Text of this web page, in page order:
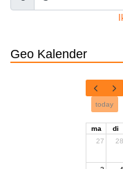
Geo Kalender
today
ma di
27
28